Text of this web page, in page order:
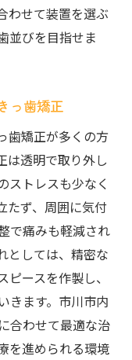
わせて装置を選ぶ
並びを目指せま
っ歯矯正
歯矯正が多くの方
は透明で取り外し
ストレスも少なく
たず、周囲に気付
で痛みも軽減され
としては、精密な
ースを作製し、
きます。市川市内
合わせて最適な治
を進められる環境